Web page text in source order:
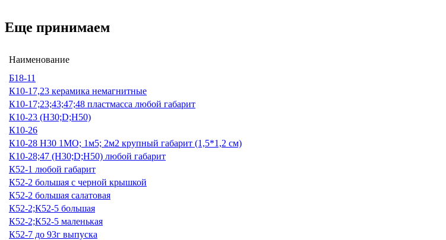
Еще принимаем
Наименование
Б18-11
К10-17,23 керамика немагнитные
К10-17;23;43;47;48 пластмасса любой габарит
К10-23 (Н30;D;Н50)
К10-26
К10-28 Н30 1МО; 1м5; 2м2 крупный габарит (1,5*1,2 см)
К10-28;47 (Н30;D;Н50) любой габарит
К52-1 любой габарит
К52-2 большая с черной крышкой
К52-2 большая салатовая
К52-2;К52-5 большая
К52-2;К52-5 маленькая
К52-7 до 93г выпуска